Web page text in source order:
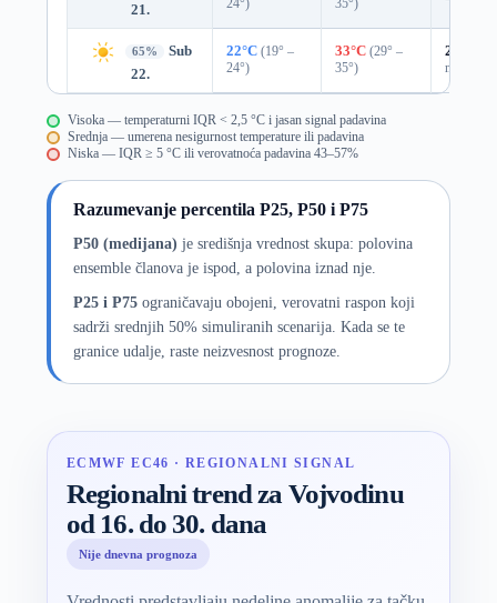
21.
65%
Sub
22.
22°C (19° –
24°)
33°C (29° –
35°)
25%
mm)
Visoka — temperaturni IQR < 2,5 °C i jasan signal padavina
Srednja — umerena nesigurnost temperature ili padavina
Niska — IQR ≥ 5 °C ili verovatnoća padavina 43–57%
Razumevanje percentila P25, P50 i P75
P50 (medijana) je središnja vrednost skupa: polovina
ensemble članova je ispod, a polovina iznad nje.
P25 i P75ograničavaju obojeni, verovatni raspon koji
sadrži srednjih 50% simuliranih scenarija. Kada se te
granice udalje, raste neizvesnost prognoze.
ECMWF EC46 · REGIONALNI SIGNAL
Regionalni trend za Vojvodinu
od 16. do 30. dana
Nije dnevna prognoza